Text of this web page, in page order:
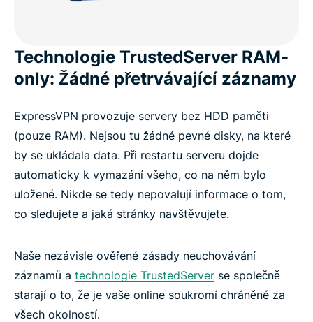
Technologie TrustedServer RAM-
only: Žádné přetrvávající záznamy
ExpressVPN provozuje servery bez HDD paměti
(pouze RAM). Nejsou tu žádné pevné disky, na které
by se ukládala data. Při restartu serveru dojde
automaticky k vymazání všeho, co na něm bylo
uložené. Nikde se tedy nepovalují informace o tom,
co sledujete a jaká stránky navštěvujete.
Naše nezávisle ověřené zásady neuchovávání
záznamů a technologie TrustedServer se společně
starají o to, že je vaše online soukromí chráněné za
všech okolností.